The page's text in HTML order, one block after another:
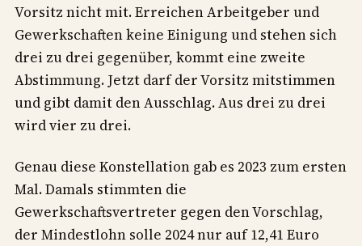
Vorsitz nicht mit. Erreichen Arbeitgeber und
Gewerkschaften keine Einigung und stehen sich
drei zu drei gegenüber, kommt eine zweite
Abstimmung. Jetzt darf der Vorsitz mitstimmen
und gibt damit den Ausschlag. Aus drei zu drei
wird vier zu drei.
Genau diese Konstellation gab es 2023 zum ersten
Mal. Damals stimmten die
Gewerkschaftsvertreter gegen den Vorschlag,
der Mindestlohn solle 2024 nur auf 12,41 Euro